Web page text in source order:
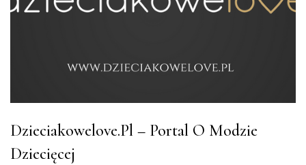
Dzieciakowelove.pl – Portal O Modzie
Dziecięcej